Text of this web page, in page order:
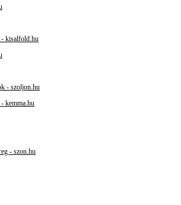
kisalfold.hu
- szoljon.hu
kemma.hu
- szon.hu